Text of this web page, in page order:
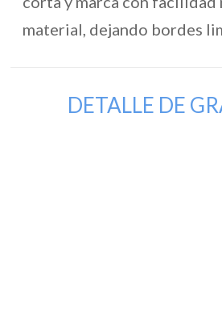
material, dejando bordes
DETALLE DE